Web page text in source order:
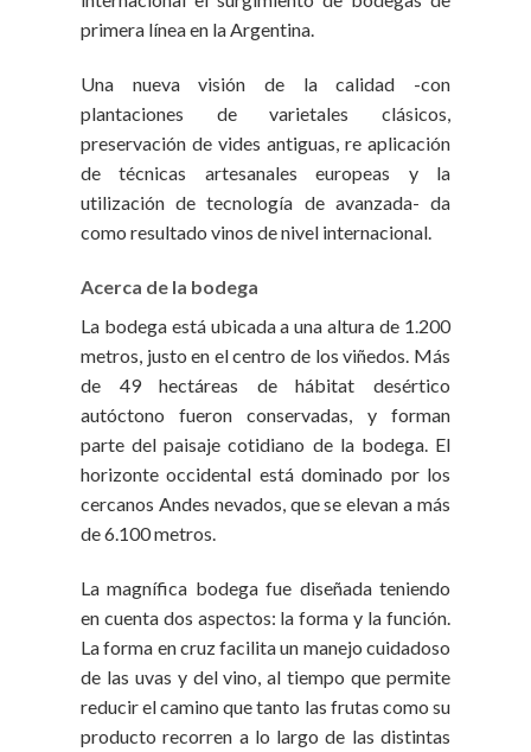
primera línea en la Argentina.
Una nueva visión de la calidad -con
plantaciones de varietales clásicos,
preservación de vides antiguas, re aplicación
de técnicas artesanales europeas y la
utilización de tecnología de avanzada- da
como resultado vinos de nivel internacional.
Acerca de la bodega
La bodega está ubicada a una altura de 1.200
metros, justo en el centro de los viñedos. Más
de 49 hectáreas de hábitat desértico
autóctono fueron conservadas, y forman
parte del paisaje cotidiano de la bodega. El
horizonte occidental está dominado por los
cercanos Andes nevados, que se elevan a más
de 6.100 metros.
La magnífica bodega fue diseñada teniendo
en cuenta dos aspectos: la forma y la función.
La forma en cruz facilita un manejo cuidadoso
de las uvas y del vino, al tiempo que permite
reducir el camino que tanto las frutas como su
producto recorren a lo largo de las distintas